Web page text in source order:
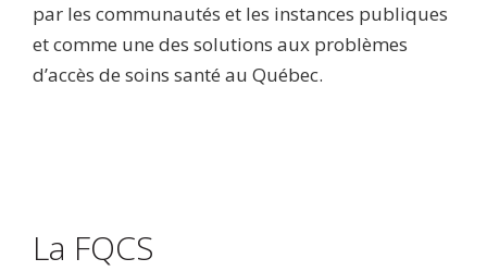
par les communautés et les instances publiques
et comme une des solutions aux problèmes
d’accès de soins santé au Québec.
La FQCS